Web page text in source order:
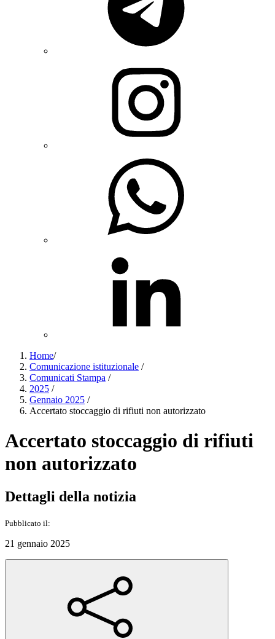
Home/
Comunicazione istituzionale /
Comunicati Stampa /
2025 /
Gennaio 2025 /
Accertato stoccaggio di rifiuti non autorizzato
Accertato stoccaggio di rifiuti
non autorizzato
Dettagli della notizia
Pubblicato il:
21 gennaio 2025